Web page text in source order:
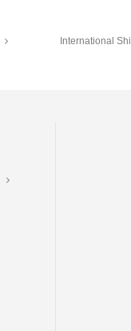
International